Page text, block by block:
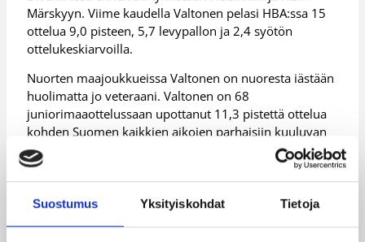
Suostumus Yksityiskohdat Tietoja
Märskyyn. Viime kaudella Valtonen pelasi HBA:ssa 15
ottelua 9,0 pisteen, 5,7 levypallon ja 2,4 syötön
ottelukeskiarvoilla.
Nuorten maajoukkueissa Valtonen on nuoresta iästään
huolimatta jo veteraani. Valtonen on 68
juniorimaaottelussaan upottanut 11,3 pistettä ottelua
kohden Suomen kaikkien aikojen parhaisiin kuuluvan
1999 syntyneiden ikäluokassa.
Kesällä 2015 Valtonen oli 19,1 pisteellään, 6,2
levypallollaan, 2,6 syötöllään, 2,4 riistollaan ja 2,1
blokillaan Suomen 16-vuotiaiden poikien